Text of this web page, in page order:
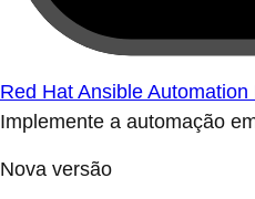
Red Hat Ansible Automation
Implemente a automação
Nova versão